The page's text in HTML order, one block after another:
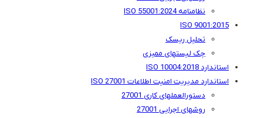
نظامنامه ISO 55001:2024
ISO 9001:2015
تحلیل ریسک
چک لیستهای ممیزی
استاندارد ISO 10004:2018
استاندارد مدیریت امنیت اطلاعات ISO 27001
دستورالعملهای کاری 27001
روشهای اجرایی 27001